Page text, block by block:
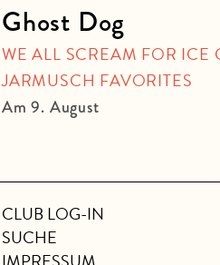
Ghost Dog
WE ALL SCREAM FOR ICE
JARMUSCH FAVORITES
Am 9. August
CLUB LOG-IN
SUCHE